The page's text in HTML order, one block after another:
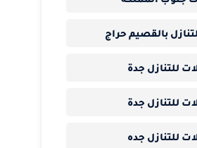
بالقصيم حراج
للتنازل جدة
للتنازل جدة
للتنازل جده